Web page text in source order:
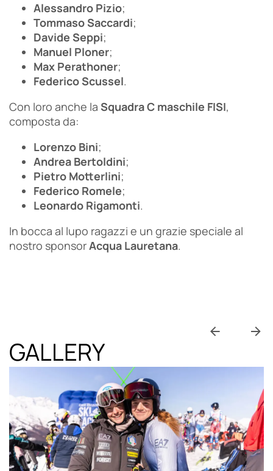
Alessandro Pizio;
Tommaso Saccardi;
Davide Seppi;
Manuel Ploner;
Max Perathoner;
Federico Scussel.
Con loro anche la Squadra C maschile FISI,
composta da:
Lorenzo Bini;
Andrea Bertoldini;
Pietro Motterlini;
Federico Romele;
Leonardo Rigamonti.
In bocca al lupo ragazzi e un grazie speciale al
nostro sponsorAcqua Lauretana.
GALLERY